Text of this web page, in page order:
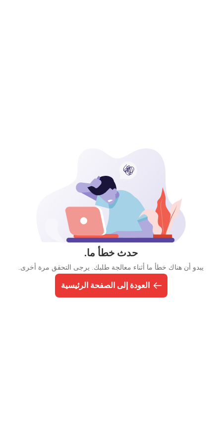
حدث خطأ ما.
يبدو أن هناك خطأ ما أثناء معالجة طلبك. يرجى التحقق مرة أخرى.
العودة إلى الصفحة الرئيسية